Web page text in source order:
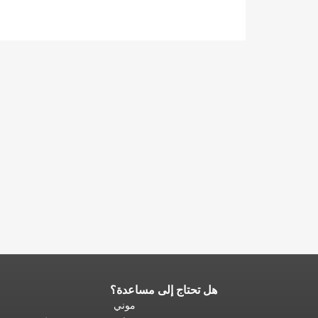
هل تحتاج إلى مساعدة؟
موني